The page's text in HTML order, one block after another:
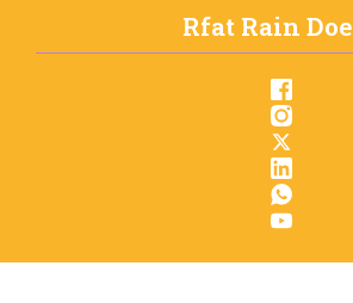
Rfat Rain Doe